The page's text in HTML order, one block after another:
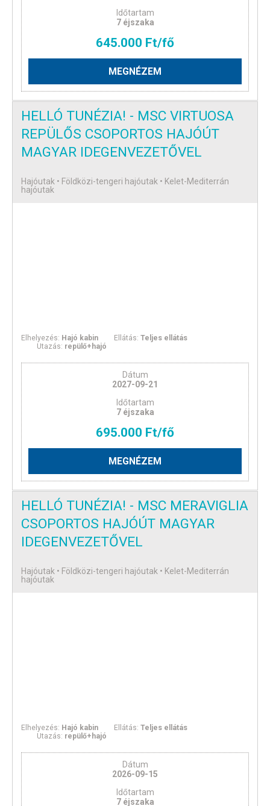
Időtartam
7 éjszaka
645.000 Ft/fő
MEGNÉZEM
HELLÓ TUNÉZIA! - MSC VIRTUOSA
REPÜLŐS CSOPORTOS HAJÓÚT
MAGYAR IDEGENVEZETŐVEL
Hajóutak • Földközi-tengeri hajóutak • Kelet-Mediterrán
hajóutak
Elhelyezés: Hajó kabin Ellátás:Teljes ellátás
Utazás: repülő+hajó
Dátum
2027-09-21
Időtartam
7 éjszaka
695.000 Ft/fő
MEGNÉZEM
HELLÓ TUNÉZIA! - MSC MERAVIGLIA
CSOPORTOS HAJÓÚT MAGYAR
IDEGENVEZETŐVEL
Hajóutak • Földközi-tengeri hajóutak • Kelet-Mediterrán
hajóutak
Elhelyezés: Hajó kabin Ellátás:Teljes ellátás
Utazás: repülő+hajó
Dátum
2026-09-15
Időtartam
7 éjszaka